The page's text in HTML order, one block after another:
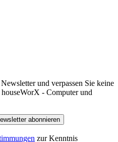
und verpassen Sie keine
- Computer und
abonnieren
zur Kenntnis